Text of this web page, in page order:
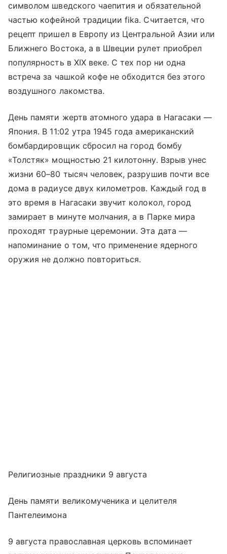
символом шведского чаепития и обязательной
частью кофейной традиции fika. Считается, что
рецепт пришел в Европу из Центральной Азии или
Ближнего Востока, а в Швеции рулет приобрел
популярность в XIX веке. С тех пор ни одна
встреча за чашкой кофе не обходится без этого
воздушного лакомства.
День памяти жертв атомного удара в Нагасаки —
Япония. В 11:02 утра 1945 года американский
бомбардировщик сбросил на город бомбу
«Толстяк» мощностью 21 килотонну. Взрыв унес
жизни 60–80 тысяч человек, разрушив почти все
дома в радиусе двух километров. Каждый год в
это время в Нагасаки звучит колокол, город
замирает в минуте молчания, а в Парке мира
проходят траурные церемонии. Эта дата —
напоминание о том, что применение ядерного
оружия не должно повториться.
Религиозные праздники 9 августа
День памяти великомученика и целителя
Пантелеимона
9 августа православная церковь вспоминает